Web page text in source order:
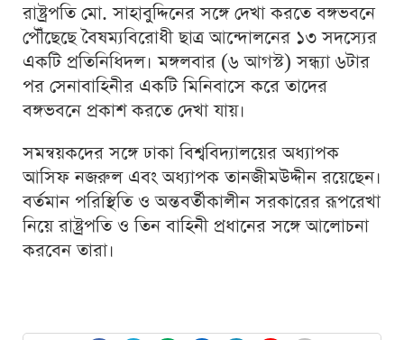
রাষ্ট্রপতি মো. সাহাবুদ্দিনের সঙ্গে দেখা করতে বঙ্গভবনে
পৌঁছেছে বৈষম্যবিরোধী ছাত্র আন্দোলনের ১৩ সদস্যের
একটি প্রতিনিধিদল। মঙ্গলবার (৬ আগস্ট) সন্ধ্যা ৬টার
পর সেনাবাহিনীর একটি মিনিবাসে করে তাদের
বঙ্গভবনে প্রকাশ করতে দেখা যায়।
সমন্বয়কদের সঙ্গে ঢাকা বিশ্ববিদ্যালয়ের অধ্যাপক
আসিফ নজরুল এবং অধ্যাপক তানজীমউদ্দীন রয়েছেন।
বর্তমান পরিস্থিতি ও অন্তবর্তীকালীন সরকারের রূপরেখা
নিয়ে রাষ্ট্রপতি ও তিন বাহিনী প্রধানের সঙ্গে আলোচনা
করবেন তারা।